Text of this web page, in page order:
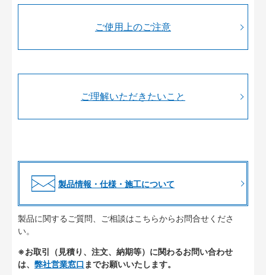
ご使用上のご注意
ご理解いただきたいこと
製品情報・仕様・施工について
製品に関するご質問、ご相談はこちらからお問合せくださ
い。
※お取引（見積り、注文、納期等）に関わるお問い合わせ
は、 弊社営業窓口 までお願いいたします。